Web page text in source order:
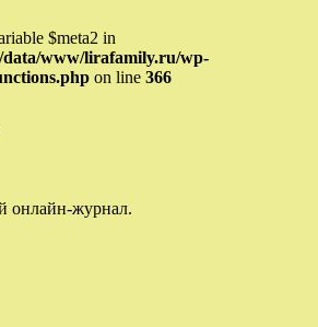
$meta2 in
data/www/lirafamily.ru/wp-
on line 366
онлайн-журнал.